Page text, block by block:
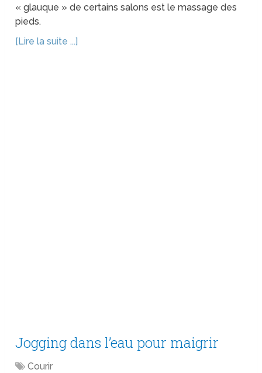
« glauque » de certains salons est le massage des
pieds.
[Lire la suite ...]
Jogging dans l’eau pour maigrir
Courir